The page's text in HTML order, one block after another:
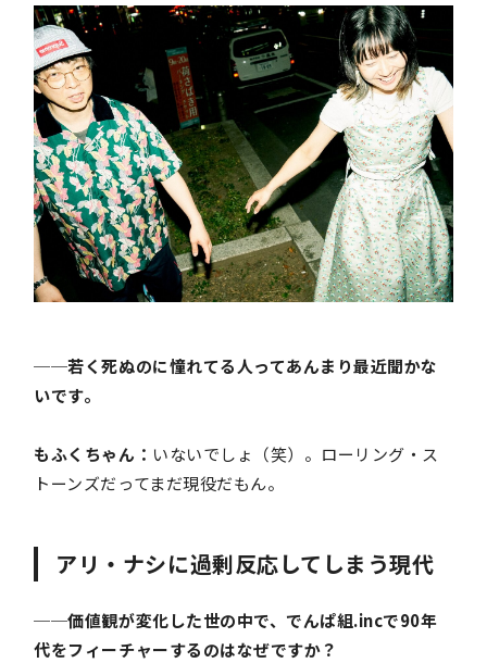
──若く死ぬのに憧れてる人ってあんまり最近聞かな
いです。
もふくちゃん： いないでしょ（笑）。ローリング・ス
トーンズだってまだ現役だもん。
アリ・ナシに過剰反応してしまう現代
──価値観が変化した世の中で、でんぱ組.incで90年
代をフィーチャーするのはなぜですか？